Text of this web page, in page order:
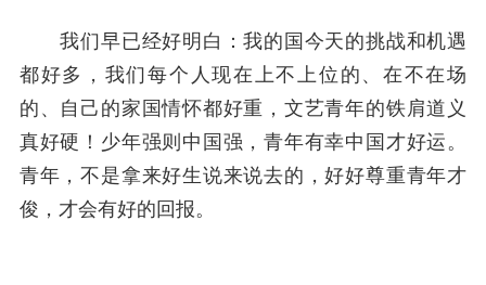
我们早已经好明白：我的国今天的挑战和机遇
都好多，我们每个人现在上不上位的、在不在场
的、自己的家国情怀都好重，文艺青年的铁肩道义
真好硬！少年强则中国强，青年有幸中国才好运。
青年，不是拿来好生说来说去的，好好尊重青年才
俊，才会有好的回报。